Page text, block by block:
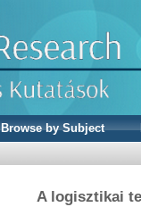
Browse by Subject
A logisztikai